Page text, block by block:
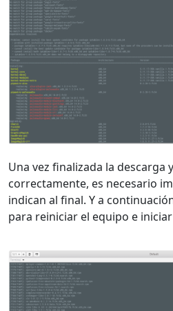
Una vez finalizada la descarga
correctamente, es necesario
indican al final. Y a
para reiniciar el equipo e